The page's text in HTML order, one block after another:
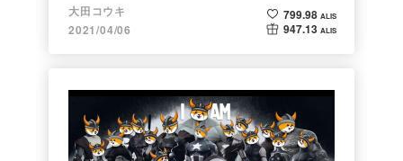
大田コウキ
2021/04/06
799.98 ALIS
947.13 ALIS